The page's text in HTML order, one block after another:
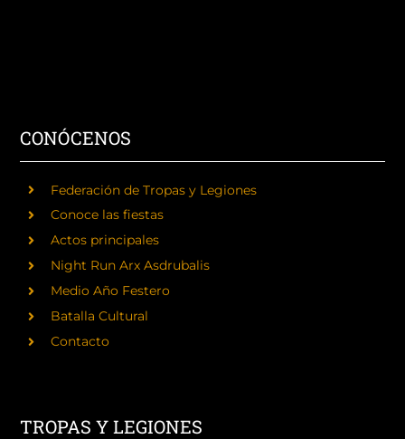
CONÓCENOS
Federación de Tropas y Legiones
Conoce las fiestas
Actos principales
Night Run Arx Asdrubalis
Medio Año Festero
Batalla Cultural
Contacto
TROPAS Y LEGIONES